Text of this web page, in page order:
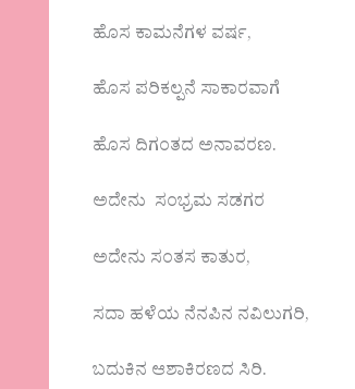
ಹೊಸ ಕಾಮನೆಗಳ ವರ್ಷ,
ಹೊಸ ಪರಿಕಲ್ಪನೆ ಸಾಕಾರವಾಗೆ
ಹೊಸ ದಿಗಂತದ ಅನಾವರಣ.
ಅದೇನು ಸಂಭ್ರಮ ಸಡಗರ
ಅದೇನು ಸಂತಸ ಕಾತುರ,
ಸದಾ ಹಳೆಯ ನೆನಪಿನ ನವಿಲುಗರಿ,
ಬದುಕಿನ ಆಶಾಕಿರಣದ ಸಿರಿ.